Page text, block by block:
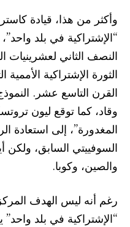
وأكثر من هذا، قيادة
“الإشتراكية في بلد واحد”،
النصف الثاني
الثورة الإشتراكية
القرن التاسع عشر.
وقاد، كما توقع ليون
المغدورة”، إلى استعادة
السوفييتي السابق، ولكن
والصين، وكوبا.
رغم أنه ليس الهدف
“الإشتراكية في بلد